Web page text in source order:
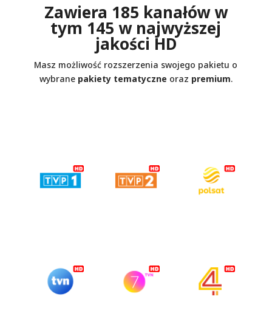
Zawiera 185 kanałów w
tym 145 w najwyższej
jakości HD
Masz możliwość rozszerzenia swojego pakietu o
wybrane pakiety tematyczne oraz premium.